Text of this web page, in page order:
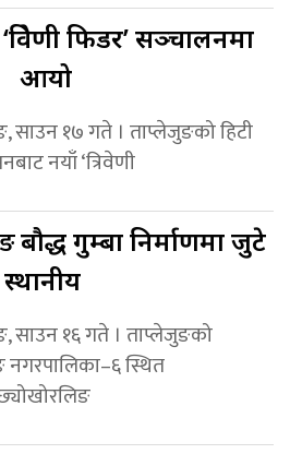
फिडर’ सञ्चालनमा
आयो
साउन १७ गते । ताप्लेजुङको हिटी
नयाँ ‘त्रिवेणी
बौद्ध गुम्बा निर्माणमा जुटे
स्थानीय
साउन १६ गते । ताप्लेजुङको
स्थित